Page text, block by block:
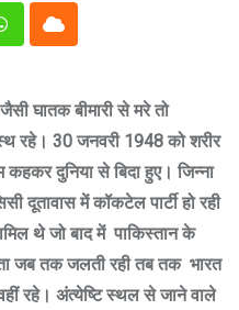
Cloud
घातक बीमारी से मरे तो
रहे। 30 जनवरी 1948 को शरीर
कहकर दुनिया से बिदा हुए। जिन्ना
दूतावास में कॉकटेल पार्टी हो रही
थे जो बाद में पाकिस्तान के
जब तक जलती रही तब तक भारत
रहे। अंत्येष्टि स्थल से जाने वाले